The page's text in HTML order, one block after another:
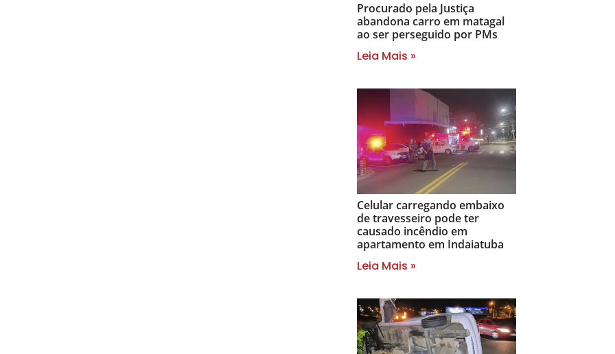
Procurado pela Justiça
abandona carro em matagal
ao ser perseguido por PMs
Leia Mais »
Celular carregando embaixo
de travesseiro pode ter
causado incêndio em
apartamento em Indaiatuba
Leia Mais »